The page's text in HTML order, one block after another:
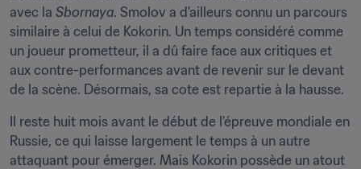
avec la Sbornaya. Smolov a d'ailleurs connu un parcours
similaire à celui de Kokorin. Un temps considéré comme
un joueur prometteur, il a dû faire face aux critiques et
aux contre-performances avant de revenir sur le devant
de la scène. Désormais, sa cote est repartie à la hausse.
Il reste huit mois avant le début de l'épreuve mondiale en
Russie, ce qui laisse largement le temps à un autre
attaquant pour émerger. Mais Kokorin possède un atout